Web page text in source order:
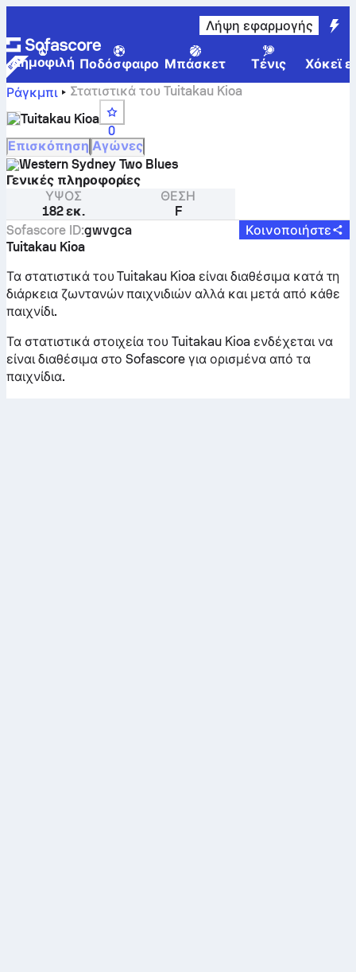
Λήψη εφαρμογής
Δημοφιλή Ποδόσφαιρο Μπάσκετ Τένις
Χόκεϊ
Ράγκμπι
Στατιστικά του Tuitakau Kioa
Tuitakau Kioa
0
Επισκόπηση Αγώνες
Western Sydney Two Blues
Γενικές πληροφορίες
ΎΨΟΣ
182 εκ.
ΘΈΣΗ
F
Sofascore ID:gwvgca
Κοινοποιήστε
Tuitakau Kioa
Τα στατιστικά του Tuitakau Kioa είναι διαθέσιμα κατά τη
διάρκεια ζωντανών παιχνιδιών αλλά και μετά από κάθε
παιχνίδι.
Τα στατιστικά στοιχεία του Tuitakau Kioa ενδέχεται να
είναι διαθέσιμα στο Sofascore για ορισμένα από τα
παιχνίδια.